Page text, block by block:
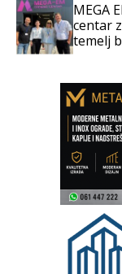
MEGA
centar
temelj